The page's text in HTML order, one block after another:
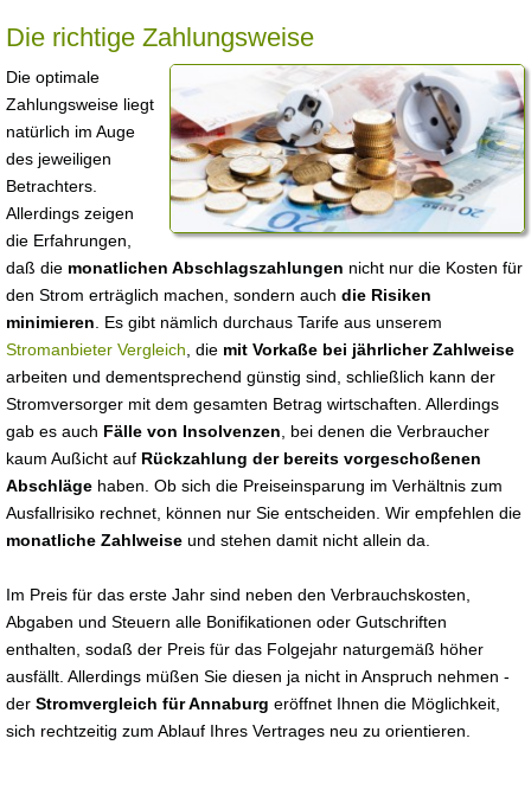
Die richtige Zahlungsweise
Die optimale
Zahlungsweise liegt
natürlich im Auge
des jeweiligen
Betrachters.
Allerdings zeigen
die Erfahrungen,
daß die monatlichen Abschlagszahlungen nicht nur die Kosten für
den Strom erträglich machen, sondern auch die Risiken
minimieren . Es gibt nämlich durchaus Tarife aus unserem
Stromanbieter Vergleich , die mit Vorkaße bei jährlicher Zahlweise
arbeiten und dementsprechend günstig sind, schließlich kann der
Stromversorger mit dem gesamten Betrag wirtschaften. Allerdings
gab es auch Fälle von Insolvenzen , bei denen die Verbraucher
kaum Außicht auf Rückzahlung der bereits vorgeschoßenen
Abschläge haben. Ob sich die Preiseinsparung im Verhältnis zum
Ausfallrisiko rechnet, können nur Sie entscheiden. Wir empfehlen die
monatliche Zahlweise und stehen damit nicht allein da.
Im Preis für das erste Jahr sind neben den Verbrauchskosten,
Abgaben und Steuern alle Bonifikationen oder Gutschriften
enthalten, sodaß der Preis für das Folgejahr naturgemäß höher
ausfällt. Allerdings müßen Sie diesen ja nicht in Anspruch nehmen -
der Stromvergleich für Annaburg eröffnet Ihnen die Möglichkeit,
sich rechtzeitig zum Ablauf Ihres Vertrages neu zu orientieren.